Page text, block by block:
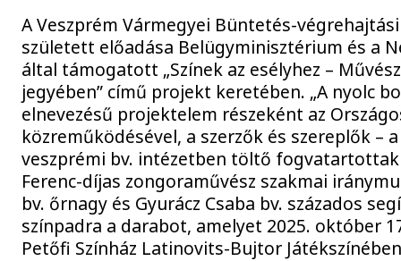
A Veszprém Vármegyei Büntetés-
született előadása Belügyminisztérium és a
által támogatott „Színek az esélyhez –
jegyében” című projekt keretében. „A nyolc
elnevezésű projektelem részeként az
közreműködésével, a szerzők és szereplők –
veszprémi bv. intézetben töltő fogvatartottak
Ferenc-díjas zongoraművész szakmai
bv. őrnagy és Gyurácz Csaba bv. százados
színpadra a darabot, amelyet 2025. október
Petőfi Színház Latinovits-Bujtor